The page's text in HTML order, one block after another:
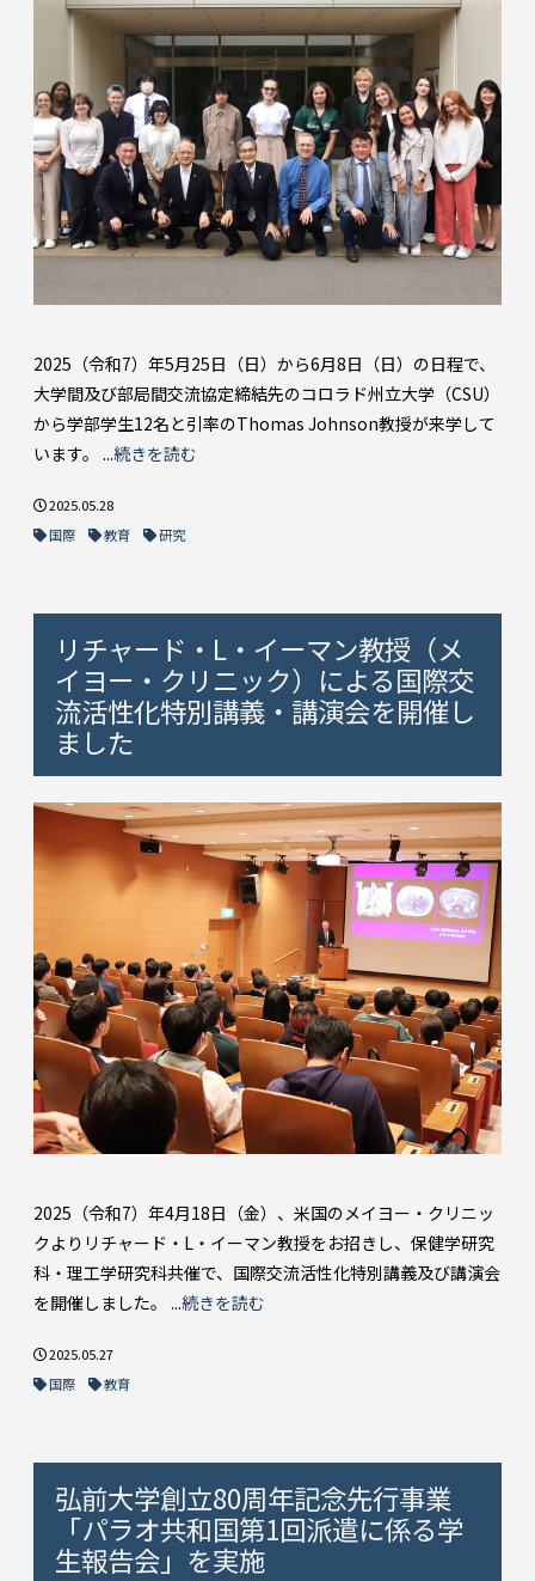
2025（令和7）年5月25日（日）から6月8日（日）の日程で、
大学間及び部局間交流協定締結先のコロラド州立大学（CSU）
から学部学生12名と引率のThomas Johnson教授が来学して
います。 ...続きを読む
2025.05.28
国際
教育 研究
リチャード・L・イーマン教授（メ
イヨー・クリニック）による国際交
流活性化特別講義・講演会を開催し
ました
2025（令和7）年4月18日（金）、米国のメイヨー・クリニッ
クよりリチャード・L・イーマン教授をお招きし、保健学研究
科・理工学研究科共催で、国際交流活性化特別講義及び講演会
を開催しました。 ...続きを読む
2025.05.27
国際
教育
弘前大学創立80周年記念先行事業
「パラオ共和国第1回派遣に係る学
生報告会」を実施